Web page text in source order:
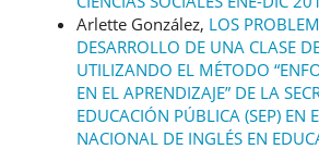
Arlette González, LOS
DESARROLLO DE UNA CLASE
UTILIZANDO EL MÉTODO
EN EL APRENDIZAJE” DE LA
EDUCACIÓN PÚBLICA (SEP) EN
NACIONAL DE INGLÉS EN